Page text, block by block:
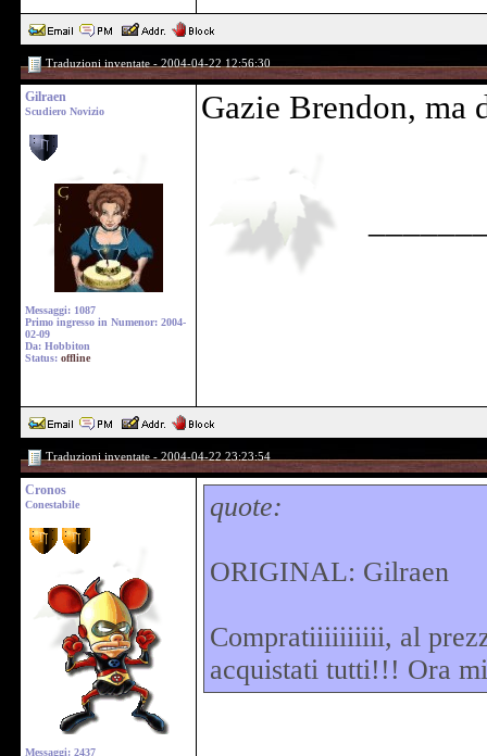
Traduzioni inventate - 2004-04-22 12:56:30
Gilraen
Scudiero Novizio
Messaggi: 1087
Primo ingresso in Numenor: 2004-
02-09
Da: Hobbiton
Status: offline
Gazie Brendon, ma
Traduzioni inventate - 2004-04-22 23:23:54
Cronos
Conestabile
Messaggi: 2437
quote:
ORIGINAL: Gilraen
Compratiiiiiiiiii, al
acquistati tutti!!! Ora